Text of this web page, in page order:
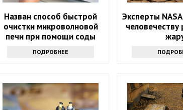
Назван способ быстрой
очистки микроволновой
печи при помощи соды
ПОДРОБНЕЕ
Эксперты